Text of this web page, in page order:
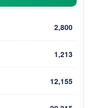
2,800
1,213
12,155